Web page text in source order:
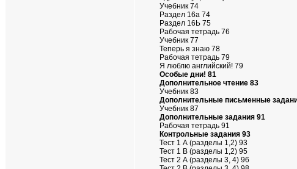
Учебник 74
Раздел 16а 74
Раздел 16Ь 75
Рабочая тетрадь 76
Учебник 77
Теперь я знаю 78
Рабочая тетрадь 79
Я люблю английский! 79
Особые дни! 81
Дополнительное чтение 83
Учебник 83
Дополнительные письменные
Учебник 87
Дополнительные задания 91
Рабочая тетрадь 91
Контрольные задания 93
Тест 1 А (разделы 1,2) 93
Тест 1 В (разделы 1,2) 95
Тест 2 А (разделы 3, 4) 96